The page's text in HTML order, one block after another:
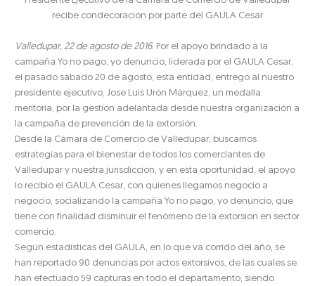
recibe condecoración por parte del GAULA Cesar
Valledupar, 22 de agosto de 2016. Por el apoyo brindado a la
campaña Yo no pago, yo denuncio, liderada por el GAULA Cesar,
el pasado sábado 20 de agosto, esta entidad, entregó al nuestro
presidente ejecutivo, Jose Luis Urón Márquez, un medalla
meritoria, por la gestión adelantada desde nuestra organización a
la campaña de prevención de la extorsión.
Desde la Cámara de Comercio de Valledupar, buscamos
estrategias para el bienestar de todos los comerciantes de
Valledupar y nuestra jurisdicción, y en esta oportunidad, el apoyo
lo recibió el GAULA Cesar, con quienes llegamos negocio a
negocio, socializando la campaña Yo no pago, yo denuncio, que
tiene con finalidad disminuir el fenómeno de la extorsión en sector
comercio.
Según estadísticas del GAULA, en lo que va corrido del año, se
han reportado 90 denuncias por actos extorsivos, de las cuales se
han efectuado 59 capturas en todo el departamento, siendo